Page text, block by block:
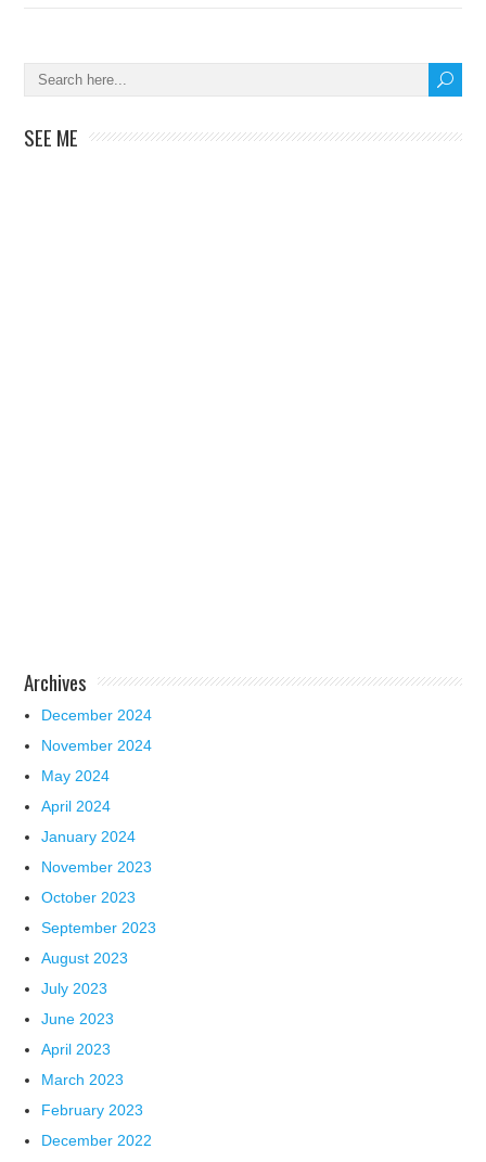
SEE ME
Archives
December 2024
November 2024
May 2024
April 2024
January 2024
November 2023
October 2023
September 2023
August 2023
July 2023
June 2023
April 2023
March 2023
February 2023
December 2022